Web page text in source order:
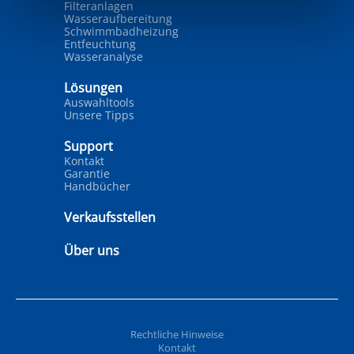
Filteranlagen
Wasseraufbereitung
Schwimmbadheizung
Entfeuchtung
Wasseranalyse
Lösungen
Auswahltools
Unsere Tipps
Support
Kontakt
Garantie
Handbücher
Verkaufsstellen
Über uns
Rechtliche Hinweise
Kontakt